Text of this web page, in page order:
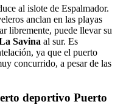
al islote de Espalmador.
anclan en las playas
libremente, puede llevar su
Savina al sur. Es
ya que el puerto
concurrido, a pesar de las
deportivo Puerto